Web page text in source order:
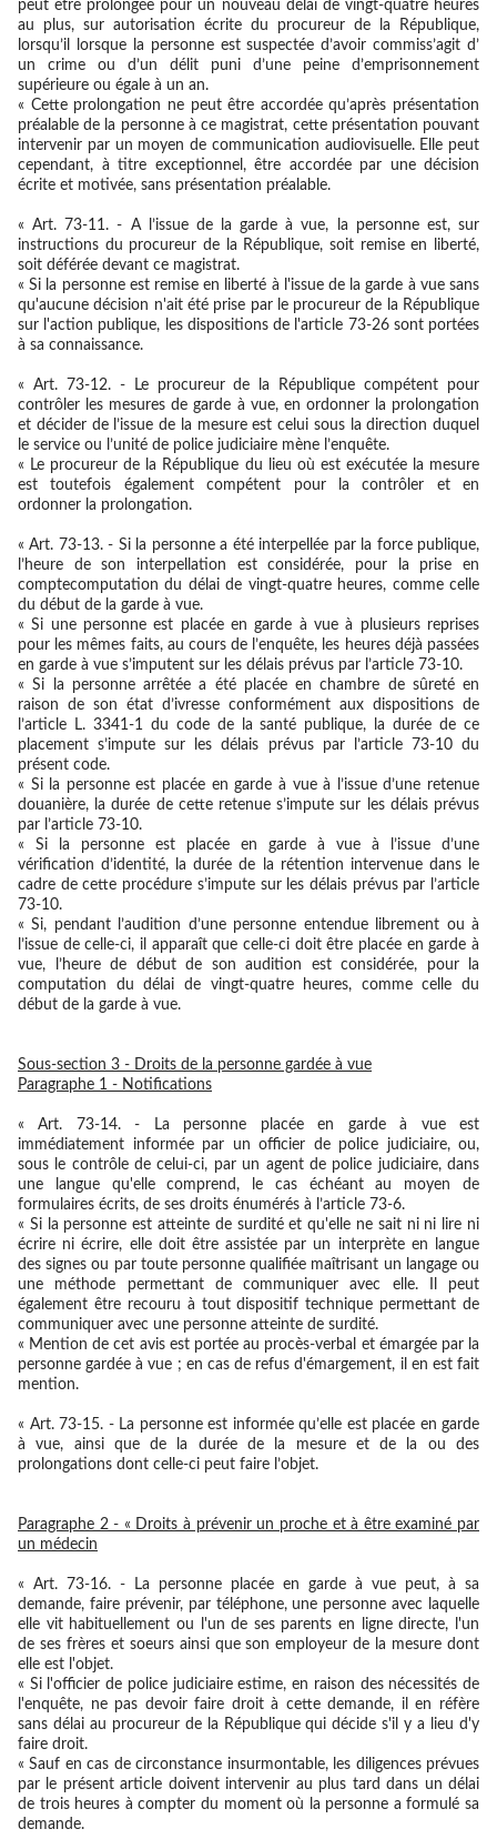
peut être prolongée pour un nouveau délai de vingt-quatre heures
au plus, sur autorisation écrite du procureur de la République,
lorsqu’il lorsque la personne est suspectée d’avoir commiss’agit d’
un crime ou d’un délit puni d’une peine d’emprisonnement
supérieure ou égale à un an.
« Cette prolongation ne peut être accordée qu’après présentation
préalable de la personne à ce magistrat, cette présentation pouvant
intervenir par un moyen de communication audiovisuelle. Elle peut
cependant, à titre exceptionnel, être accordée par une décision
écrite et motivée, sans présentation préalable.
« Art. 73-11. - A l’issue de la garde à vue, la personne est, sur
instructions du procureur de la République, soit remise en liberté,
soit déférée devant ce magistrat.
« Si la personne est remise en liberté à l'issue de la garde à vue sans
qu'aucune décision n'ait été prise par le procureur de la République
sur l'action publique, les dispositions de l'article 73-26 sont portées
à sa connaissance.
« Art. 73-12. - Le procureur de la République compétent pour
contrôler les mesures de garde à vue, en ordonner la prolongation
et décider de l’issue de la mesure est celui sous la direction duquel
le service ou l’unité de police judiciaire mène l’enquête.
« Le procureur de la République du lieu où est exécutée la mesure
est toutefois également compétent pour la contrôler et en
ordonner la prolongation.
« Art. 73-13. - Si la personne a été interpellée par la force publique,
l’heure de son interpellation est considérée, pour la prise en
comptecomputation du délai de vingt-quatre heures, comme celle
du début de la garde à vue.
« Si une personne est placée en garde à vue à plusieurs reprises
pour les mêmes faits, au cours de l’enquête, les heures déjà passées
en garde à vue s’imputent sur les délais prévus par l’article 73-10.
« Si la personne arrêtée a été placée en chambre de sûreté en
raison de son état d’ivresse conformément aux dispositions de
l’article L. 3341-1 du code de la santé publique, la durée de ce
placement s’impute sur les délais prévus par l’article 73-10 du
présent code.
« Si la personne est placée en garde à vue à l’issue d’une retenue
douanière, la durée de cette retenue s’impute sur les délais prévus
par l’article 73-10.
« Si la personne est placée en garde à vue à l’issue d’une
vérification d’identité, la durée de la rétention intervenue dans le
cadre de cette procédure s’impute sur les délais prévus par l’article
73-10.
« Si, pendant l’audition d’une personne entendue librement ou à
l’issue de celle-ci, il apparaît que celle-ci doit être placée en garde à
vue, l’heure de début de son audition est considérée, pour la
computation du délai de vingt-quatre heures, comme celle du
début de la garde à vue.
Sous-section 3 - Droits de la personne gardée à vue
Paragraphe 1 - Notifications
« Art. 73-14. - La personne placée en garde à vue est
immédiatement informée par un officier de police judiciaire, ou,
sous le contrôle de celui-ci, par un agent de police judiciaire, dans
une langue qu'elle comprend, le cas échéant au moyen de
formulaires écrits, de ses droits énumérés à l’article 73-6.
« Si la personne est atteinte de surdité et qu'elle ne sait ni ni lire ni
écrire ni écrire, elle doit être assistée par un interprète en langue
des signes ou par toute personne qualifiée maîtrisant un langage ou
une méthode permettant de communiquer avec elle. Il peut
également être recouru à tout dispositif technique permettant de
communiquer avec une personne atteinte de surdité.
« Mention de cet avis est portée au procès-verbal et émargée par la
personne gardée à vue ; en cas de refus d'émargement, il en est fait
mention.
« Art. 73-15. - La personne est informée qu’elle est placée en garde
à vue, ainsi que de la durée de la mesure et de la ou des
prolongations dont celle-ci peut faire l’objet.
Paragraphe 2 - « Droits à prévenir un proche et à être examiné par
un médecin
« Art. 73-16. - La personne placée en garde à vue peut, à sa
demande, faire prévenir, par téléphone, une personne avec laquelle
elle vit habituellement ou l'un de ses parents en ligne directe, l'un
de ses frères et soeurs ainsi que son employeur de la mesure dont
elle est l'objet.
« Si l'officier de police judiciaire estime, en raison des nécessités de
l'enquête, ne pas devoir faire droit à cette demande, il en réfère
sans délai au procureur de la République qui décide s'il y a lieu d'y
faire droit.
« Sauf en cas de circonstance insurmontable, les diligences prévues
par le présent article doivent intervenir au plus tard dans un délai
de trois heures à compter du moment où la personne a formulé sa
demande.